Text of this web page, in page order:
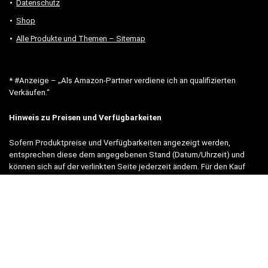
Datenschutz
Shop
Alle Produkte und Themen – Sitemap
* #Anzeige – „Als Amazon-Partner verdiene ich an qualifizierten
Verkäufen.“
Hinweis zu Preisen und Verfügbarkeiten
Sofern Produktpreise und Verfügbarkeiten angezeigt werden,
entsprechen diese dem angegebenen Stand (Datum/Uhrzeit) und
können sich auf der verlinkten Seite jederzeit ändern. Für den Kauf